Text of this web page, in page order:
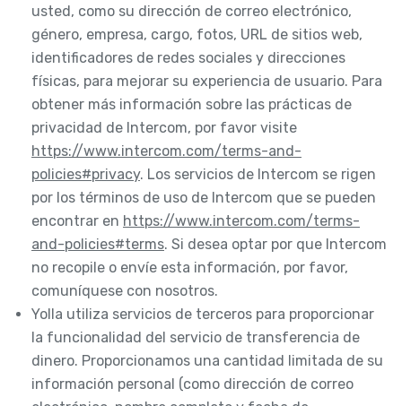
usted, como su dirección de correo electrónico,
género, empresa, cargo, fotos, URL de sitios web,
identificadores de redes sociales y direcciones
físicas, para mejorar su experiencia de usuario. Para
obtener más información sobre las prácticas de
privacidad de Intercom, por favor visite
https://www.intercom.com/terms-and-
policies#privacy. Los servicios de Intercom se rigen
por los términos de uso de Intercom que se pueden
encontrar en https://www.intercom.com/terms-
and-policies#terms. Si desea optar por que Intercom
no recopile o envíe esta información, por favor,
comuníquese con nosotros.
Yolla utiliza servicios de terceros para proporcionar
la funcionalidad del servicio de transferencia de
dinero. Proporcionamos una cantidad limitada de su
información personal (como dirección de correo